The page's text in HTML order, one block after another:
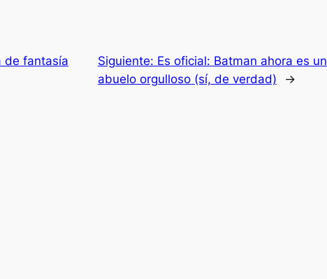
de fantasía
Siguiente: Es oficial: Batman ahora es un
abuelo orgulloso (sí, de verdad)
→